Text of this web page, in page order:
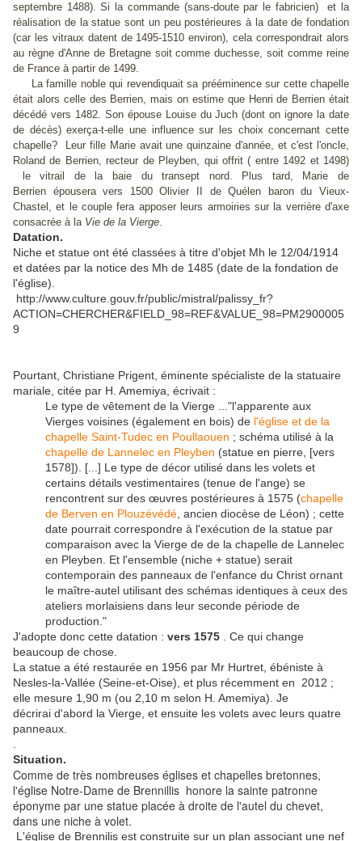
septembre 1488). Si la commande (sans-doute par le fabricien) et la
réalisation de la statue sont un peu postérieures à la date de fondation
(car les vitraux datent de 1495-1510 environ), cela correspondrait alors
au règne d'Anne de Bretagne soit comme duchesse, soit comme reine
de France à partir de 1499.
La famille noble qui revendiquait sa prééminence sur cette chapelle
était alors celle des Berrien, mais on estime que Henri de Berrien était
décédé vers 1482. Son épouse Louise du Juch (dont on ignore la date
de décès) exerça-t-elle une influence sur les choix concernant cette
chapelle? Leur fille Marie avait une quinzaine d'année, et c'est l'oncle,
Roland de Berrien, recteur de Pleyben, qui offrit ( entre 1492 et 1498)
le vitrail de la baie du transept nord. Plus tard, Marie de
Berrien épousera vers 1500Olivier II de Quélen baron du Vieux-
Chastel, et le couple fera apposer leurs armoiries sur ​la verrière d'axe
consacrée à la Vie de la Vierge.
Datation.
Niche et statue ont été classées à titre d'objet Mh le 12/04/1914
et datées par la notice des Mh de 1485 (date de la fondation de
l'église).
http://www.culture.gouv.fr/public/mistral/palissy_fr?
ACTION=CHERCHER&FIELD_98=REF&VALUE_98=PM2900005
9
Pourtant, Christiane Prigent, éminente spécialiste de la statuaire
mariale, citée par H. Amemiya, écrivait :
Le type de vêtement de la Vierge ..."l'apparente aux
Vierges voisines (également en bois) de l'église et de la
chapelle Saint-Tudec en Poullaouen ; schéma utilisé à la
chapelle de Lannelec en Pleyben (statue en pierre, [vers
1578]). [...] Le type de décor utilisé dans les volets et
certains détails vestimentaires (tenue de l'ange) se
rencontrent sur des œuvres postérieures à 1575 (chapelle
de Berven en Plouzévédé , ancien diocèse de Léon) ; cette
date pourrait correspondre à l'exécution de la statue par
comparaison avec la Vierge de de la chapelle de Lannelec
en Pleyben. Et l'ensemble (niche + statue) serait
contemporain des panneaux de l'enfance du Christ ornant
le maître-autel utilisant des schémas identiques à ceux des
ateliers morlaisiens dans leur seconde période de
production."
J'adopte donc cette datation : vers 1575 . Ce qui change
beaucoup de chose.
La statue a été restaurée en 1956 par Mr Hurtret, ébéniste à
Nesles-la-Vallée (Seine-et-Oise), et plus récemment en 2012 ;
elle mesure 1,90 m (ou 2,10 m selon H. Amemiya). Je
décrirai d'abord la Vierge, et ensuite les volets avec leurs quatre
panneaux.
Situation.
Comme de très nombreuses églises et chapelles bretonnes,
l'église Notre-Dame de Brennillis honore la sainte patronne
éponyme par une statue placée à droite de l'autel du chevet,
dans une niche à volet.
L'église de Brennilis est construite sur un plan associant une nef